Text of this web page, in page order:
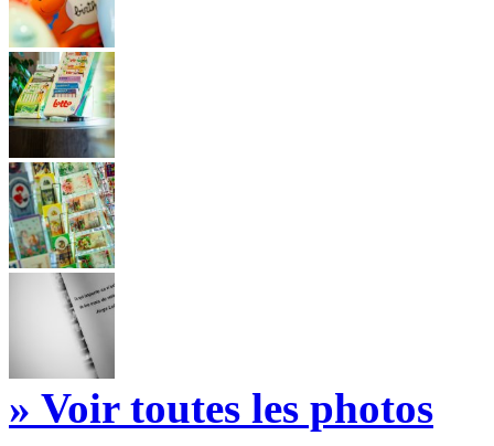
» Voir toutes les photos